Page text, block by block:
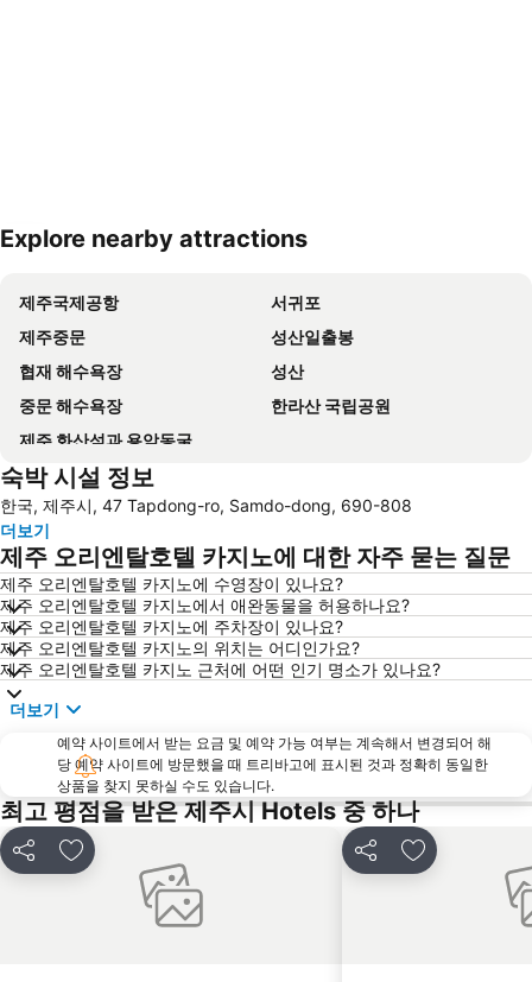
Explore nearby attractions
제주국제공항
서귀포
제주중문
성산일출봉
협재 해수욕장
성산
중문 해수욕장
한라산 국립공원
제주 화산섬과 용암동굴
숙박 시설 정보
한국, 제주시, 47 Tapdong-ro, Samdo-dong, 690-808
더보기
제주 오리엔탈호텔 카지노에 대한 자주 묻는 질문
제주 오리엔탈호텔 카지노에 수영장이 있나요?
제주 오리엔탈호텔 카지노에서 애완동물을 허용하나요?
제주 오리엔탈호텔 카지노에 주차장이 있나요?
제주 오리엔탈호텔 카지노의 위치는 어디인가요?
제주 오리엔탈호텔 카지노 근처에 어떤 인기 명소가 있나요?
더보기
예약 사이트에서 받는 요금 및 예약 가능 여부는 계속해서 변경되어 해
당 예약 사이트에 방문했을 때 트리바고에 표시된 것과 정확히 동일한
상품을 찾지 못하실 수도 있습니다.
최고 평점을 받은 제주시 Hotels 중 하나
공유 즐겨찾기에 추가 공유 즐겨찾기에